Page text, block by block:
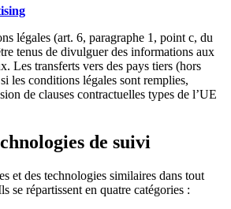
légales (art. 6, paragraphe 1, point c, du
tenus de divulguer des informations aux
Les transferts vers des pays tiers (hors
les conditions légales sont remplies,
de clauses contractuelles types de l’UE
de suivi
et des technologies similaires dans tout
se répartissent en quatre catégories :